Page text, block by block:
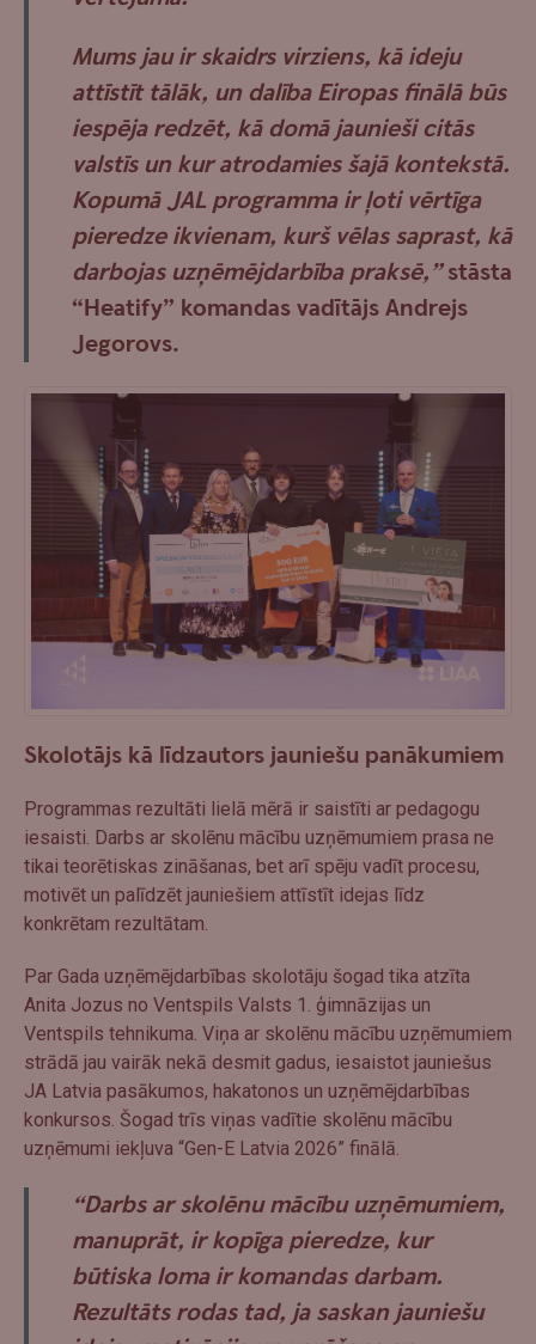
Mums jau ir skaidrs virziens, kā ideju
attīstīt tālāk, un dalība Eiropas finālā būs
iespēja redzēt, kā domā jaunieši citās
valstīs un kur atrodamies šajā kontekstā.
Kopumā JAL programma ir ļoti vērtīga
pieredze ikvienam, kurš vēlas saprast, kā
darbojas uzņēmējdarbība praksē,”stāsta
“Heatify” komandas vadītājsAndrejs
Jegorovs.
Skolotājs kā līdzautors jauniešu panākumiem
Programmas rezultāti lielā mērā ir saistīti ar pedagogu
iesaisti. Darbs ar skolēnu mācību uzņēmumiem prasa ne
tikai teorētiskas zināšanas, bet arī spēju vadīt procesu,
motivēt un palīdzēt jauniešiem attīstīt idejas līdz
konkrētam rezultātam.
Par Gada uzņēmējdarbības skolotāju šogad tika atzīta
Anita Jozus no Ventspils Valsts 1. ģimnāzijas un
Ventspils tehnikuma. Viņa ar skolēnu mācību uzņēmumiem
strādā jau vairāk nekā desmit gadus, iesaistot jauniešus
JA Latvia pasākumos, hakatonos un uzņēmējdarbības
konkursos. Šogad trīs viņas vadītie skolēnu mācību
uzņēmumi iekļuva “Gen-E Latvia 2026” finālā.
“Darbs ar skolēnu mācību uzņēmumiem,
manuprāt, ir kopīga pieredze, kur
būtiska loma ir komandas darbam.
Rezultāts rodas tad, ja saskan jauniešu